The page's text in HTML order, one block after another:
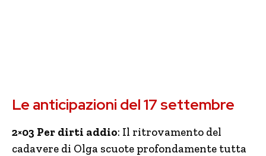
Le anticipazioni del 17 settembre
2×03 Per dirti addio: Il ritrovamento del
cadavere di Olga scuote profondamente tutta